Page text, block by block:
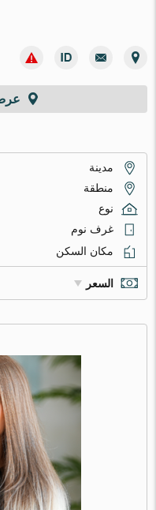
مدينة
منطقة
نوع
غرف نوم
مكان السكن
السعر